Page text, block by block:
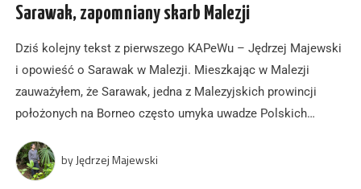
Sarawak, zapomniany skarb Malezji
Dziś kolejny tekst z pierwszego KAPeWu – Jędrzej Majewski
i opowieść o Sarawak w Malezji. Mieszkając w Malezji
zauważyłem, że Sarawak, jedna z Malezyjskich prowincji
położonych na Borneo często umyka uwadze Polskich…
byJędrzej Majewski